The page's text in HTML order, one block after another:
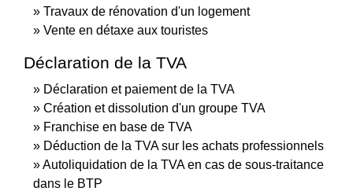
Travaux de rénovation d'un logement
Vente en détaxe aux touristes
Déclaration de la TVA
Déclaration et paiement de la TVA
Création et dissolution d'un groupe TVA
Franchise en base de TVA
Déduction de la TVA sur les achats professionnels
Autoliquidation de la TVA en cas de sous-traitance
dans le BTP